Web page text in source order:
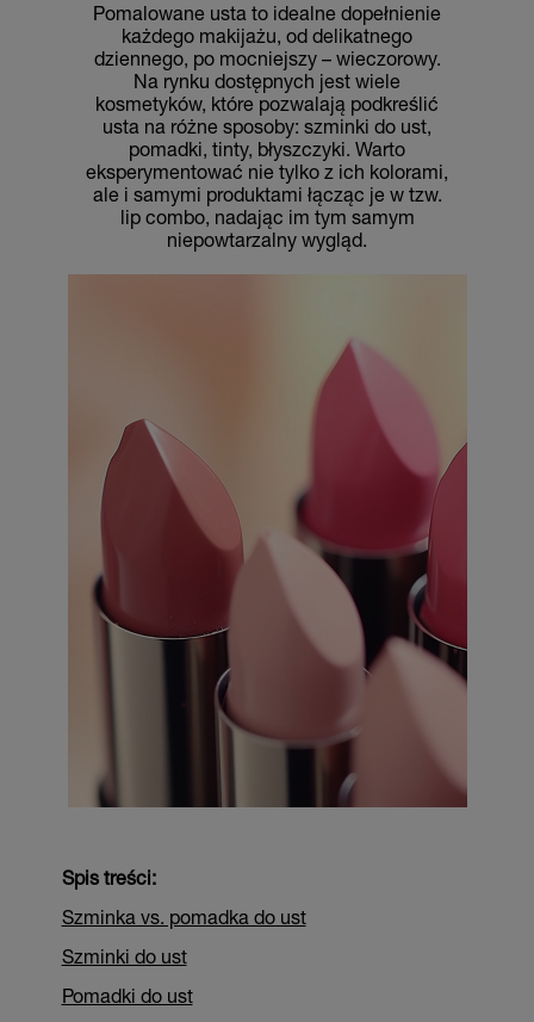
Pomalowane usta to idealne dopełnienie
każdego makijażu, od delikatnego
dziennego, po mocniejszy – wieczorowy.
Na rynku dostępnych jest wiele
kosmetyków, które pozwalają podkreślić
usta na różne sposoby: szminki do ust,
pomadki, tinty, błyszczyki. Warto
eksperymentować nie tylko z ich kolorami,
ale i samymi produktami łącząc je w tzw.
lip combo, nadając im tym samym
niepowtarzalny wygląd.
Spis treści:
Szminka vs. pomadka do ust
Szminki do ust
Pomadki do ust